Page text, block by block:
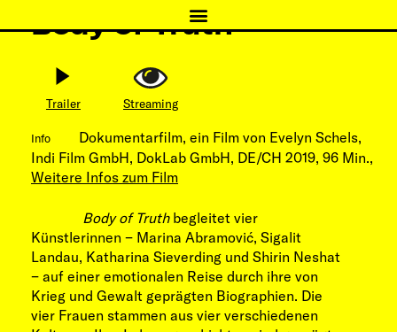
Body of Truth
Info
Dokumentarfilm, ein Film von Evelyn Schels,
Indi Film GmbH, DokLab GmbH, DE/CH 2019, 96 Min.,
Weitere Infos zum Film
Body of Truthbegleitet vier
Künstlerinnen − Marina Abramović, Sigalit
Landau, Katharina Sieverding und Shirin Neshat
− auf einer emotionalen Reise durch ihre von
Krieg und Gewalt geprägten Biographien. Die
vier Frauen stammen aus vier verschiedenen
Trailer Streaming